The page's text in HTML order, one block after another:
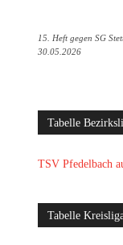
15. Heft gegen SG
30.05.2026
Tabelle
TSV Pfedelbach
Tabelle